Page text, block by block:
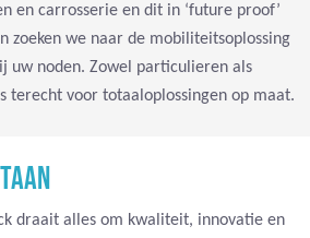
en carrosserie en dit in ‘future proof’
zoeken we naar de mobiliteitsoplossing
uw noden. Zowel particulieren als
terecht voor totaaloplossingen op maat.
draait alles om kwaliteit, innovatie en